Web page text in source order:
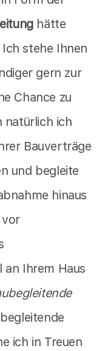
hätte
stehe Ihnen
gern zur
Chance zu
natürlich ich
Bauverträge
und begleite
hinaus
an Ihrem Haus
ich in Treuen